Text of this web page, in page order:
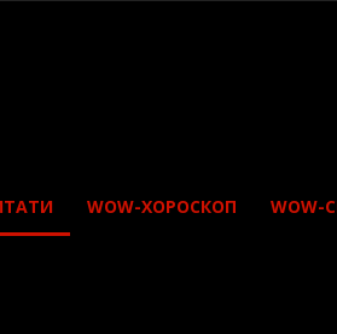
WOW-ХОРОСКОП WOW-